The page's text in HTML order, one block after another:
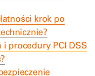
krok po
procedury PCI DSS